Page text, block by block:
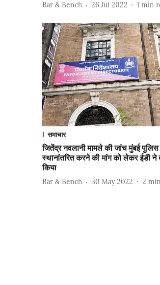
Bar & Bench 26 Jul 2022 1 min
समाचार
जितेंद्र नवलानी मामले की जांच मुंबई
स्थानांतरित करने की मांग को लेकर ईडी ने
किया
Bar & Bench 30 May 2022 2